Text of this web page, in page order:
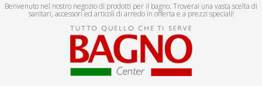
Benvenuto nel nostro negozio di prodotti per il bagno. Troverai una vasta scelta di
sanitari, accessori ed articoli di arredo in offerta e a prezzi speciali!